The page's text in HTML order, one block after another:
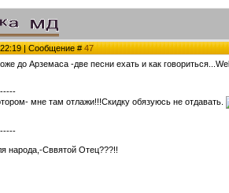
22:19 | Сообщение #47
до Арземаса -две песни ехать и как
мне там отлажи!!!Скидку обязуюсь не отдавать.
народа,-Сввятой Отец???!!